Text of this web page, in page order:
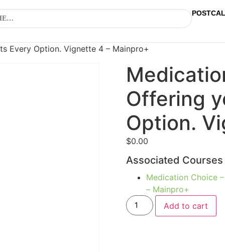
Every Option. Vignette 4 – Mainpro+
Offering
Option.
$0.00
Associated Courses
Medication Choice
– Mainpro+
Add to cart